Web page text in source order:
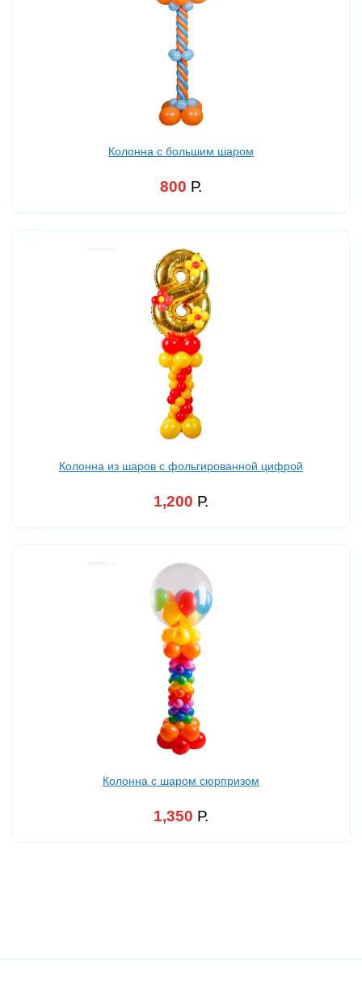
Колонна с большим шаром
800 Р.
Колонна из шаров с фольгированной цифрой
1,200 Р.
Колонна с шаром сюрпризом
1,350 Р.